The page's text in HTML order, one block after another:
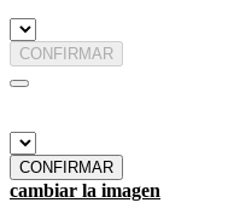
CONFIRMAR
CONFIRMAR
cambiar la imagen